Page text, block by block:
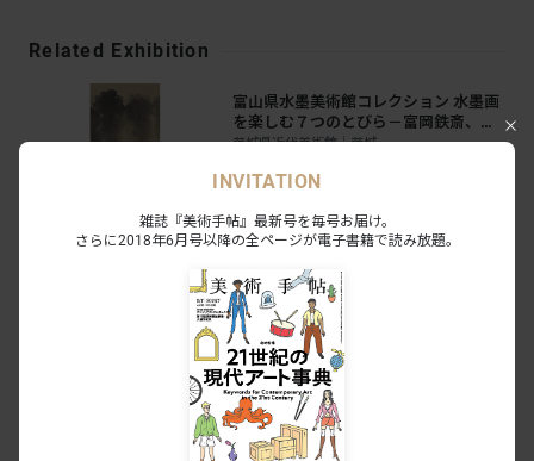
Related Exhibition
富山県水墨美術館コレクション 水墨画
を楽しむ７つのとびら－富岡鉄斎、竹
内栖鳳、横山大観から加山又造へ
茨城県近代美術館｜茨城
会期終了
日本画ハイライト 足立美術館とって
おきの名画
足立美術館｜島根
2026.03.01 - 05.31
会期終了
Meet 美の交差点 近代日本画と東洋陶
磁
クヴェレ美術館｜茨城
2026.02.14 - 07.05
INVITATION
雑誌『美術手帖』最新号を毎号お届け。
さらに2018年6月号以降の全ページが電子書籍で読み放題。